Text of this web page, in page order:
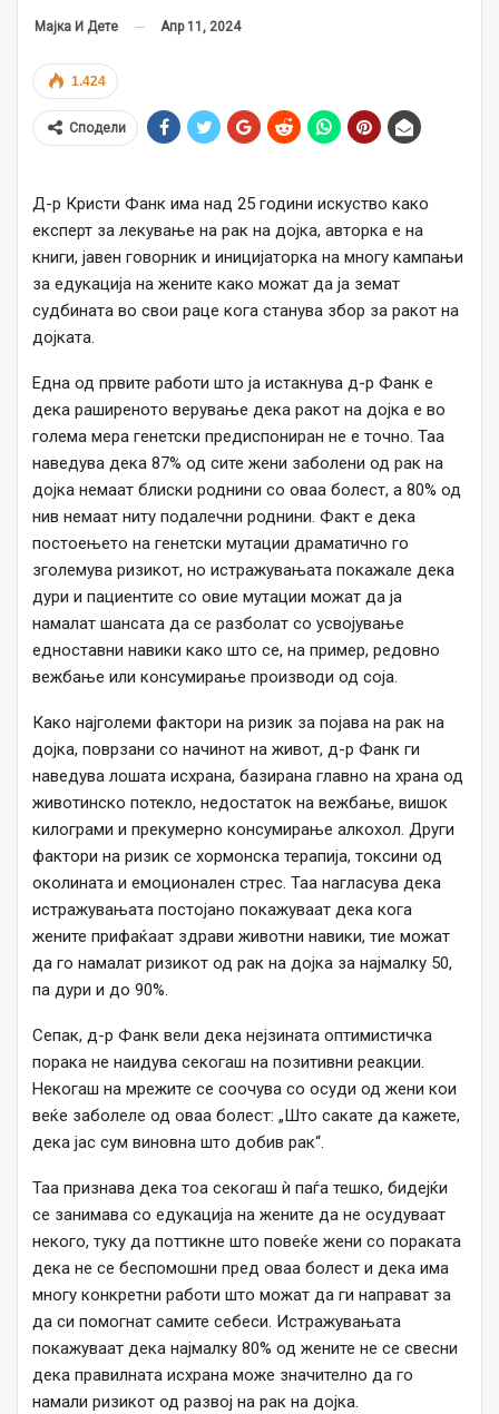
Мајка И Дете Апр 11, 2024
1.424
Сподели
Д-р Кристи Фанк има над 25 години искуство како
експерт за лекување на рак на дојка, авторка е на
книги, јавен говорник и иницијаторка на многу кампањи
за едукација на жените како можат да ја земат
судбината во свои раце кога станува збор за ракот на
дојката.
Една од првите работи што ја истакнува д-р Фанк е
дека раширеното верување дека ракот на дојка е во
голема мера генетски предиспониран не е точно. Таа
наведува дека 87% од сите жени заболени од рак на
дојка немаат блиски роднини со оваа болест, а 80% од
нив немаат ниту подалечни роднини. Факт е дека
постоењето на генетски мутации драматично го
зголемува ризикот, но истражувањата покажале дека
дури и пациентите со овие мутации можат да ја
намалат шансата да се разболат со усвојување
едноставни навики како што се, на пример, редовно
вежбање или консумирање производи од соја.
Како најголеми фактори на ризик за појава на рак на
дојка, поврзани со начинот на живот, д-р Фанк ги
наведува лошата исхрана, базирана главно на храна од
животинско потекло, недостаток на вежбање, вишок
килограми и прекумерно консумирање алкохол. Други
фактори на ризик се хормонска терапија, токсини од
околината и емоционален стрес. Таа нагласува дека
истражувањата постојано покажуваат дека кога
жените прифаќаат здрави животни навики, тие можат
да го намалат ризикот од рак на дојка за најмалку 50,
па дури и до 90%.
Сепак, д-р Фанк вели дека нејзината оптимистичка
порака не наидува секогаш на позитивни реакции.
Некогаш на мрежите се соочува со осуди од жени кои
веќе заболеле од оваа болест: „Што сакате да кажете,
дека јас сум виновна што добив рак“.
Таа признава дека тоа секогаш ѝ паѓа тешко, бидејќи
се занимава со едукација на жените да не осудуваат
некого, туку да поттикне што повеќе жени со пораката
дека не се беспомошни пред оваа болест и дека има
многу конкретни работи што можат да ги направат за
да си помогнат самите себеси. Истражувањата
покажуваат дека најмалку 80% од жените не се свесни
дека правилната исхрана може значително да го
намали ризикот од развој на рак на дојка.